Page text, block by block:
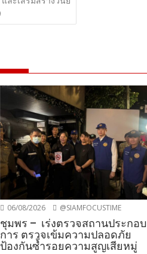
06/08/2026 @SIAMFOCUSTIME
ชุมพร – เร่งตรวจสถานประกอบ
การ ตรวจเข้มความปลอดภัย
ป้องกันซ้ำรอยความสูญเสียหมู่